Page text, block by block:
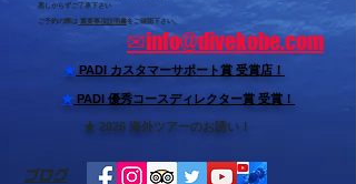
悪しからずご了承下さい
ご予約の際は 重要事項説明書をご確認下さい。
✉info@divekobe.com
★ PADI カスタマーサポート賞 受賞店！
★ PADI 優秀コースディレクター賞 受賞！
★ 2026 海外ツアーのお誘い！
ブログ